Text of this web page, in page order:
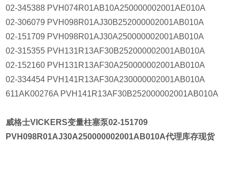
02-345388 PVH074R01AB10A250000002001AE010A
02-306079 PVH098R01AJ30B252000002001AB010A
02-151709 PVH098R01AJ30A250000002001AB010A
02-315355 PVH131R13AF30B252000002001AB010A
02-152160 PVH131R13AF30A250000002001AB010A
02-334454 PVH141R13AF30A230000002001AB010A
611AK00276A PVH141R13AF30B252000002001AB010A
威格士VICKERS变量柱塞泵02-151709
PVH098R01AJ30A250000002001AB010A代理库存现货